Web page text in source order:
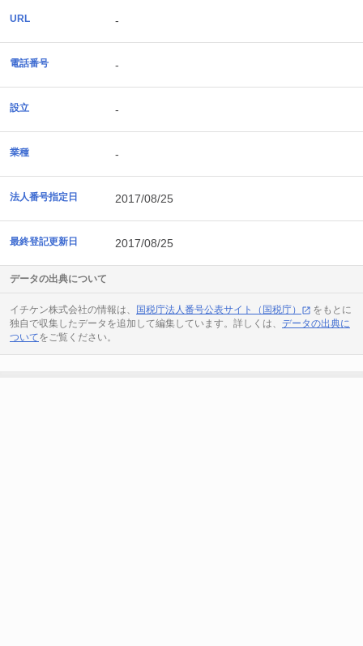
URL -
電話番号 -
設立 -
業種 -
法人番号指定日 2017/08/25
最終登記更新日 2017/08/25
データの出典について
イチケン株式会社の情報は、 国税庁法人番号公表サイト（国税庁）
をもとに
独自で収集したデータを追加して編集しています。詳しくは、 データの出典に
ついてをご覧ください。